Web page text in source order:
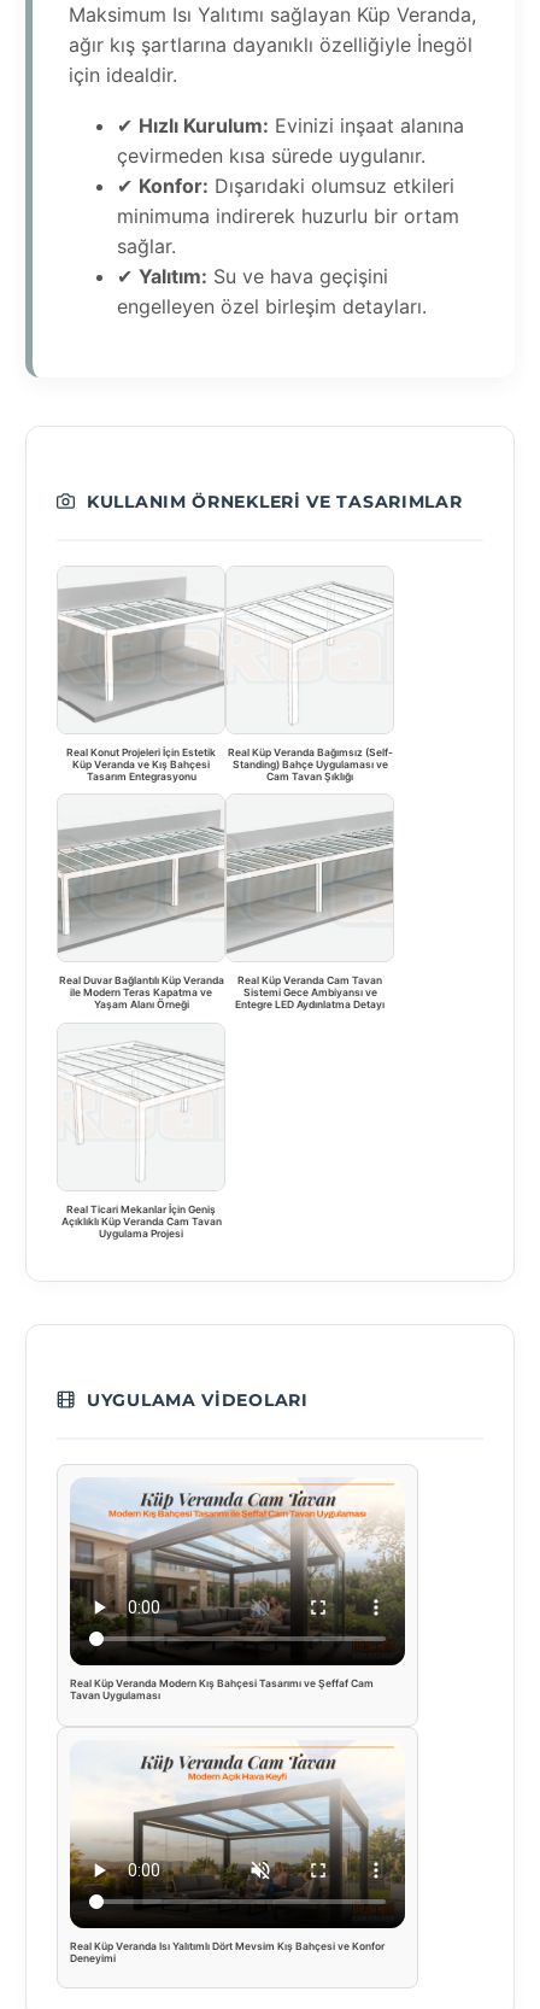
Maksimum Isı Yalıtımı sağlayan Küp Veranda,
ağır kış şartlarına dayanıklı özelliğiyle İnegöl
için idealdir.
✔ Hızlı Kurulum: Evinizi inşaat alanına
çevirmeden kısa sürede uygulanır.
✔ Konfor: Dışarıdaki olumsuz etkileri
minimuma indirerek huzurlu bir ortam
sağlar.
✔ Yalıtım: Su ve hava geçişini
engelleyen özel birleşim detayları.
KULLANIM ÖRNEKLERI VE TASARIMLAR
Real Konut Projeleri İçin Estetik
Küp Veranda ve Kış Bahçesi
Tasarım Entegrasyonu
Real Küp Veranda Bağımsız (Self-
Standing) Bahçe Uygulaması ve
Cam Tavan Şıklığı
Real Duvar Bağlantılı Küp Veranda
ile Modern Teras Kapatma ve
Yaşam Alanı Örneği
Real Küp Veranda Cam Tavan
Sistemi Gece Ambiyansı ve
Entegre LED Aydınlatma Detayı
Real Ticari Mekanlar İçin Geniş
Açıklıklı Küp Veranda Cam Tavan
Uygulama Projesi
UYGULAMA VIDEOLARI
Real Küp Veranda Modern Kış Bahçesi Tasarımı ve Şeffaf Cam
Tavan Uygulaması
Real Küp Veranda Isı Yalıtımlı Dört Mevsim Kış Bahçesi ve Konfor
Deneyimi